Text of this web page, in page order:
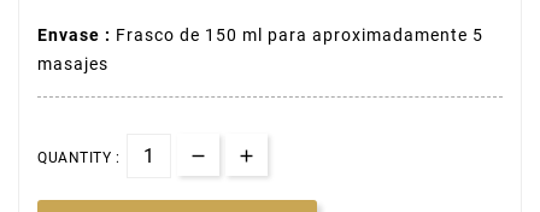
Envase : Frasco de 150 ml para aproximadamente 5
masajes
QUANTITY :